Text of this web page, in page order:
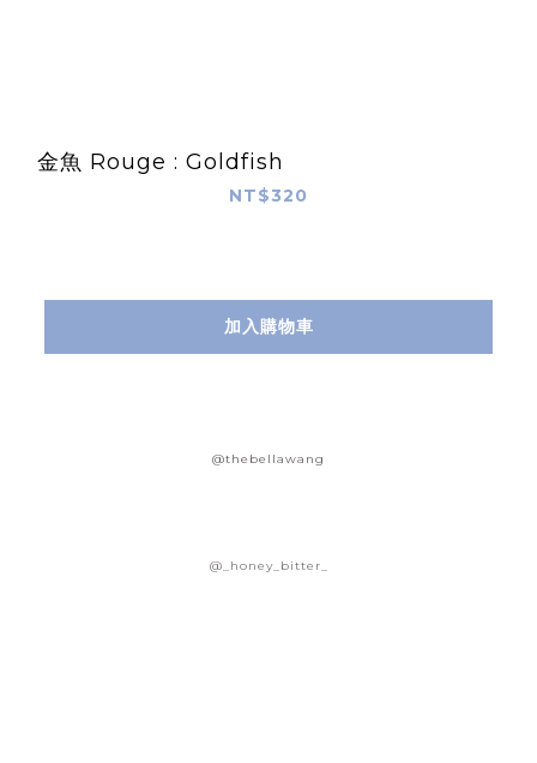
金魚 Rouge : Goldfish
NT$320
加入購物車
@thebellawang
@_honey_bitter_